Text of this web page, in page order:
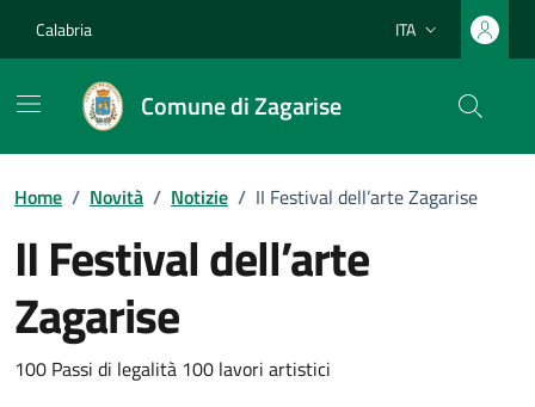
Calabria Lingua attiva:
ITA
Comune di Zagarise
Home / Novità / Notizie / II Festival dell’arte Zagarise
II Festival dell’arte
Zagarise
Dettagli della notizia
100 Passi di legalità 100 lavori artistici